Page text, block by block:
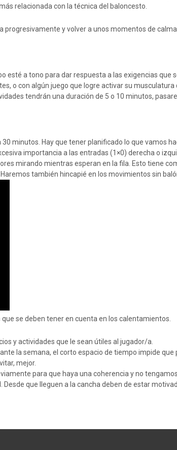
relacionada con la técnica del baloncesto.
y volver a unos momentos de
esté a tono para dar respuesta a las exigencias
o con algún juego que logre activar su
tendrán una duración de 5 o 10 minutos,
minutos. Hay que tener planificado lo que vamos
importancia a las entradas (1×0) derecha o
mirando mientras esperan en la fila. Esto tiene
también hincapié en los movimientos sin
se deben tener en cuenta en los calentamientos.
y actividades que le sean útiles al jugador/a.
la semana, el corto espacio de tiempo impide que
mejor.
para que haya una coherencia y no
que lleguen a la cancha deben de estar